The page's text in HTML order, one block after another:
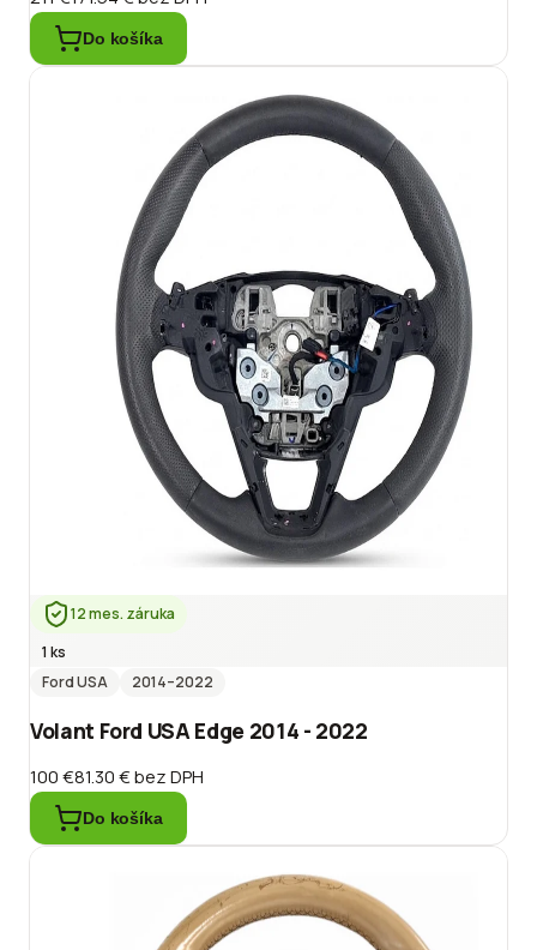
Do košíka
12 mes. záruka
1 ks
Ford USA
2014–2022
Volant Ford USA Edge 2014 - 2022
100 €81.30 €bez DPH
Do košíka